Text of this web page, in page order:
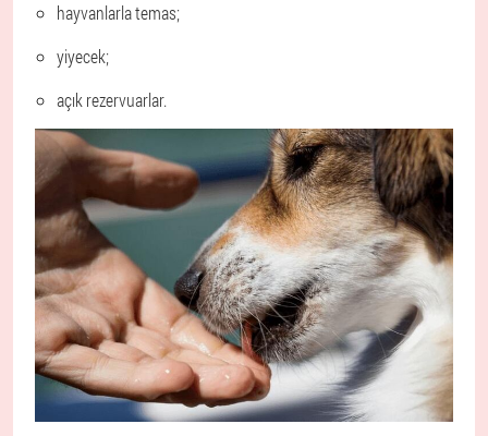
hayvanlarla temas;
yiyecek;
açık rezervuarlar.